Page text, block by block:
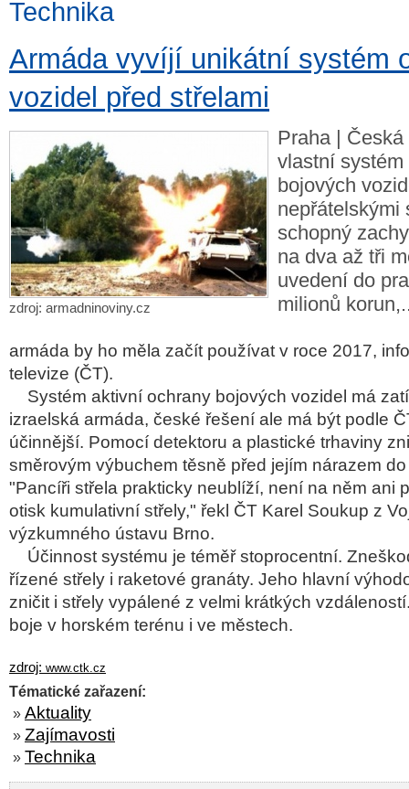
Rozhovory
Technika
Armáda vyvíjí unikátní systém
vozidel před střelami
zdroj: armadninoviny.cz
Praha |
vlastní
bojových
nepřátelskými
schopný
na dva až tři
uvedení do
milionů
armáda by ho měla začít používat v roce 2017,
televize (ČT).
Systém aktivní ochrany bojových vozidel má
izraelská armáda, české řešení ale má být podle
účinnější. Pomocí detektoru a plastické trhaviny
směrovým výbuchem těsně před jejím nárazem
"Pancíři střela prakticky neublíží, není na něm ani
otisk kumulativní střely," řekl ČT Karel Soukup z
výzkumného ústavu Brno.
Účinnost systému je téměř stoprocentní.
řízené střely i raketové granáty. Jeho hlavní
zničit i střely vypálené z velmi krátkých
boje v horském terénu i ve městech.
zdroj: www.ctk.cz
Tématické zařazení:
» Aktuality
» Zajímavosti
» Technika